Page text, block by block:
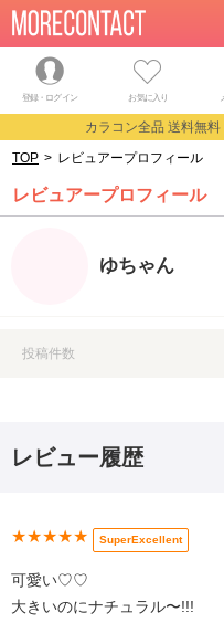
登録・ログイン お気に入り
カラコン全品 送料無
TOP > レビュアープロフィール
レビュアープロフィール
ゆちゃん
投稿件数
レビュー履歴
★★★★★ SuperExcellent
可愛い♡♡
大きいのにナチュラル〜!!!